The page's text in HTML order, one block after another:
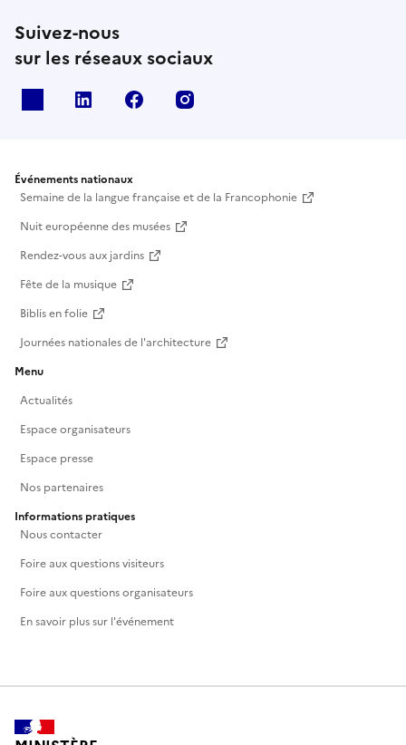
Suivez-nous
sur les réseaux sociaux
Linkedin Facebook
Événements nationaux
Semaine de la langue française et de la Francophonie
Nuit européenne des musées
Rendez-vous aux jardins
Fête de la musique
Biblis en folie
Journées nationales de l'architecture
Menu
Actualités
Espace organisateurs
Espace presse
Nos partenaires
Informations pratiques
Nous contacter
Foire aux questions visiteurs
Foire aux questions organisateurs
En savoir plus sur l'événement